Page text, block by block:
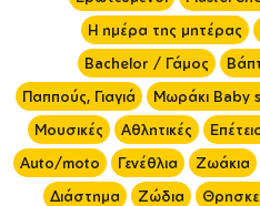
Η ημέρα της μητέρας
Bachelor / Γάμος
Παππούς, Γιαγιά
Μωράκι Baby
Μουσικές
Αθλητικές
Auto/moto
Γενέθλια Ζωάκια
Διάστημα
Ζώδια